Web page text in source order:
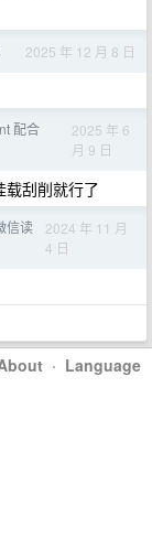
2025 年 12 月 8 日
配合
2025 年 6
月 9 日
刮削就行了
信读
2024 年 11 月
4 日
· Language